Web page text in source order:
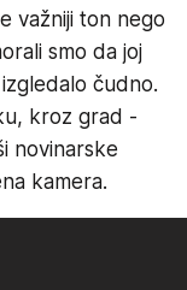
važniji ton nego
smo da joj
čudno.
kroz grad -
novinarske
kamera.